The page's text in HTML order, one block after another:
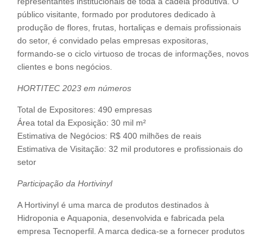
público visitante, formado por produtores dedicado à
produção de flores, frutas, hortaliças e demais profissionais
do setor, é convidado pelas empresas expositoras,
formando-se o ciclo virtuoso de trocas de informações, novos
clientes e bons negócios.
HORTITEC 2023 em números
Total de Expositores: 490 empresas
Área total da Exposição: 30 mil m²
Estimativa de Negócios: R$ 400 milhões de reais
Estimativa de Visitação: 32 mil produtores e profissionais do
setor
Participação da Hortivinyl
A Hortivinyl é uma marca de produtos destinados à
Hidroponia e Aquaponia, desenvolvida e fabricada pela
empresa Tecnoperfil. A marca dedica-se a fornecer produtos